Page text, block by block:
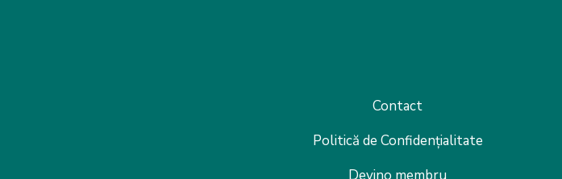
Contact
Politică de Confidențialitate